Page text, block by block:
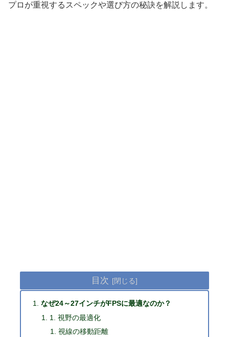
プロが重視するスペックや選び方の秘訣を解説します。
目次
なぜ24～27インチがFPSに最適なのか？
1. 視野の最適化
視線の移動距離